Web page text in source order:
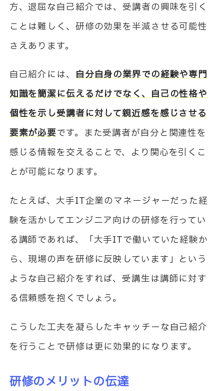
方、退屈な自己紹介では、受講者の興味を引く
ことは難しく、研修の効果を半減させる可能性
さえあります。
自己紹介には、 自分自身の業界での経験や専門
知識を簡潔に伝えるだけでなく、自己の性格や
個性を示し受講者に対して親近感を感じさせる
要素が必要です。また受講者が自分と関連性を
感じる情報を交えることで、より関心を引くこ
とが可能になります。
たとえば、大手IT企業のマネージャーだった経
験を活かしてエンジニア向けの研修を行ってい
る講師であれば、「大手ITで働いていた経験か
ら、現場の声を研修に反映しています」という
ような自己紹介をすれば、受講生は講師に対す
る信頼感を抱くでしょう。
こうした工夫を凝らしたキャッチーな自己紹介
を行うことで研修は更に効果的になります。
研修のメリットの伝達